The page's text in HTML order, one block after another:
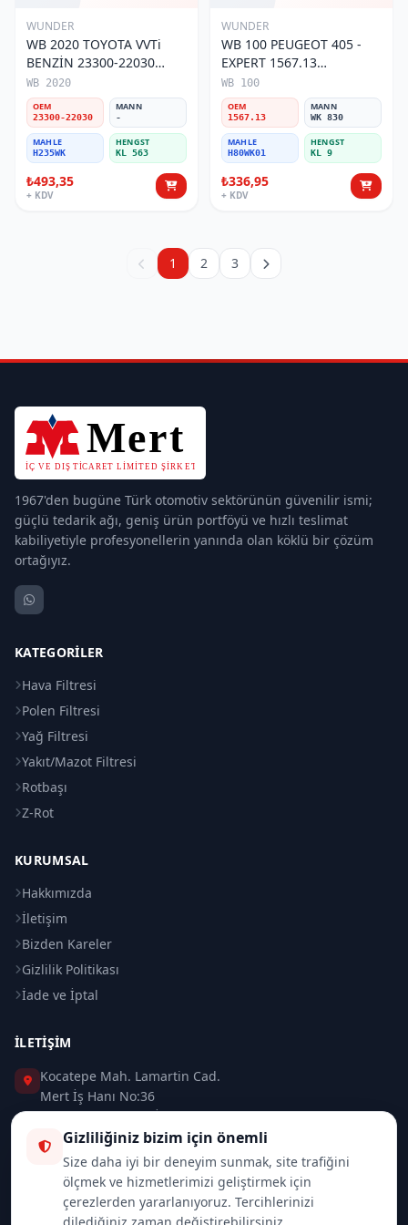
WUNDER
WB 2020 TOYOTA VVTi
BENZİN 23300-22030
Yakıt/Benzin Filtresi
WB 2020
OEM
23300-22030
MANN
-
MAHLE
H235WK
HENGST
KL 563
₺493,35
+ KDV
WUNDER
WB 100 PEUGEOT 405 -
EXPERT 1567.13
Yakıt/Benzin Filtresi
WB 100
OEM
1567.13
MANN
WK 830
MAHLE
H80WK01
HENGST
KL 9
₺336,95
+ KDV
1 2 3
1967'den bugüne Türk otomotiv sektörünün güvenilir ismi;
güçlü tedarik ağı, geniş ürün portföyü ve hızlı teslimat
kabiliyetiyle profesyonellerin yanında olan köklü bir çözüm
ortağıyız.
KATEGORILER
Hava Filtresi
Polen Filtresi
Yağ Filtresi
Yakıt/Mazot Filtresi
Rotbaşı
Z-Rot
KURUMSAL
Hakkımızda
İletişim
Bizden Kareler
Gizlilik Politikası
İade ve İptal
İLETIŞIM
Kocatepe Mah. Lamartin Cad.
Mert İş Hanı No:36
Taksim / Beyoğlu / İSTANBUL
0 (212) 235 37 83
0 (532) 418 08 46
Gizliliğiniz bizim için önemli
Size daha iyi bir deneyim sunmak, site trafiğini
ölçmek ve hizmetlerimizi geliştirmek için
çerezlerden yararlanıyoruz. Tercihlerinizi